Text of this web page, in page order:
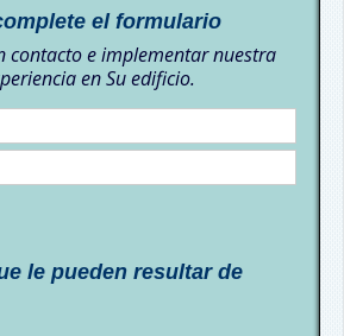
el formulario
contacto e implementar nuestra
en Su edificio.
le pueden resultar de